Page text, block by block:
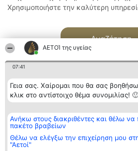
ΑΕΤΟΊ της υγείας
07:41
Γεια σας. Χαίρομαι που θα σας
κλικ στο αντίστοιχο θέμα συνομιλίας! 🙂
Ανήκω στους διακριθέντες και θέλω
πακέτο βραβείων
Θέλω να ελέγξω την επιχείρηση μου
"Αετοί"
Χρησιμοποιήστε την καλύτερη
Αναζήτηση
Διοργανωτής της
κατάταξης
BEAUTIFUL COMPANY
ΤΗΛ. ΕΠΙΚΟΙΝΩΝΙΑΣ:
2104128019
Κατάταξη
Διακριθέντες
των
διακριθέντων